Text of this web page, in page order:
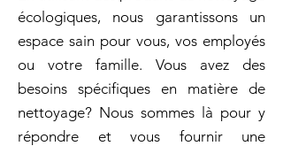
écologiques, nous garantissons un
espace sain pour vous, vos employés
ou votre famille. Vous avez des
besoins spécifiques en matière de
nettoyage? Nous sommes là pour y
répondre et vous fournir une